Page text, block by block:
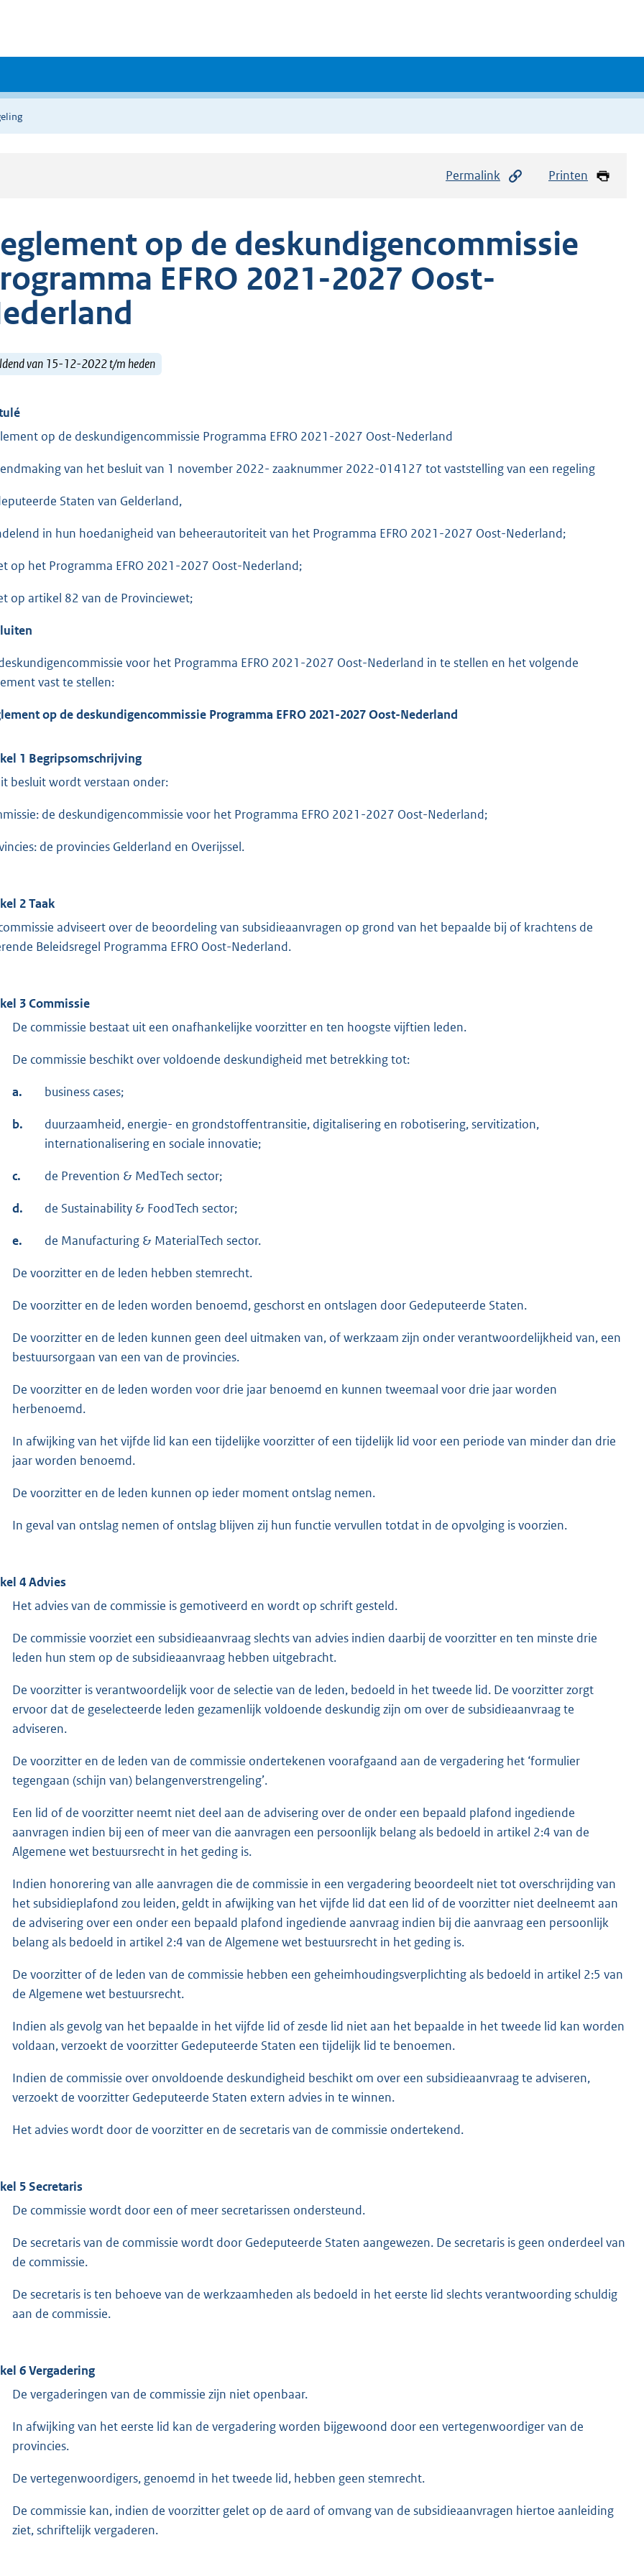
Permalink Printen
op de deskundigencommissie
EFRO 2021-2027 Oost-
van 15-12-2022 t/m heden
op de deskundigencommissie Programma EFRO 2021-2027 Oost-Nederland
van het besluit van 1 november 2022- zaaknummer 2022-014127 tot vaststelling van een regeling
Staten van Gelderland,
in hun hoedanigheid van beheerautoriteit van het Programma EFRO 2021-2027 Oost-Nederland;
op het Programma EFRO 2021-2027 Oost-Nederland;
op artikel 82 van de Provinciewet;
voor het Programma EFRO 2021-2027 Oost-Nederland in te stellen en het volgende
vast te stellen:
op de deskundigencommissie Programma EFRO 2021-2027 Oost-Nederland
1 Begripsomschrijving
besluit wordt verstaan onder:
de deskundigencommissie voor het Programma EFRO 2021-2027 Oost-Nederland;
de provincies Gelderland en Overijssel.
2 Taak
adviseert over de beoordeling van subsidieaanvragen op grond van het bepaalde bij of krachtens de
Beleidsregel Programma EFRO Oost-Nederland.
3 Commissie
De commissie bestaat uit een onafhankelijke voorzitter en ten hoogste vijftien leden.
De commissie beschikt over voldoende deskundigheid met betrekking tot:
a. business cases;
b.
duurzaamheid, energie- en grondstoffentransitie, digitalisering en robotisering, servitization,
internationalisering en sociale innovatie;
c. de Prevention & MedTech sector;
d. de Sustainability & FoodTech sector;
e. de Manufacturing & MaterialTech sector.
De voorzitter en de leden hebben stemrecht.
De voorzitter en de leden worden benoemd, geschorst en ontslagen door Gedeputeerde Staten.
De voorzitter en de leden kunnen geen deel uitmaken van, of werkzaam zijn onder verantwoordelijkheid van, een
bestuursorgaan van een van de provincies.
De voorzitter en de leden worden voor drie jaar benoemd en kunnen tweemaal voor drie jaar worden
herbenoemd.
In afwijking van het vijfde lid kan een tijdelijke voorzitter of een tijdelijk lid voor een periode van minder dan drie
jaar worden benoemd.
De voorzitter en de leden kunnen op ieder moment ontslag nemen.
In geval van ontslag nemen of ontslag blijven zij hun functie vervullen totdat in de opvolging is voorzien.
4 Advies
Het advies van de commissie is gemotiveerd en wordt op schrift gesteld.
De commissie voorziet een subsidieaanvraag slechts van advies indien daarbij de voorzitter en ten minste drie
leden hun stem op de subsidieaanvraag hebben uitgebracht.
De voorzitter is verantwoordelijk voor de selectie van de leden, bedoeld in het tweede lid. De voorzitter zorgt
ervoor dat de geselecteerde leden gezamenlijk voldoende deskundig zijn om over de subsidieaanvraag te
adviseren.
De voorzitter en de leden van de commissie ondertekenen voorafgaand aan de vergadering het ‘formulier
tegengaan (schijn van) belangenverstrengeling’.
Een lid of de voorzitter neemt niet deel aan de advisering over de onder een bepaald plafond ingediende
aanvragen indien bij een of meer van die aanvragen een persoonlijk belang als bedoeld in artikel 2:4 van de
Algemene wet bestuursrecht in het geding is.
Indien honorering van alle aanvragen die de commissie in een vergadering beoordeelt niet tot overschrijding van
het subsidieplafond zou leiden, geldt in afwijking van het vijfde lid dat een lid of de voorzitter niet deelneemt aan
de advisering over een onder een bepaald plafond ingediende aanvraag indien bij die aanvraag een persoonlijk
belang als bedoeld in artikel 2:4 van de Algemene wet bestuursrecht in het geding is.
De voorzitter of de leden van de commissie hebben een geheimhoudingsverplichting als bedoeld in artikel 2:5 van
de Algemene wet bestuursrecht.
Indien als gevolg van het bepaalde in het vijfde lid of zesde lid niet aan het bepaalde in het tweede lid kan worden
voldaan, verzoekt de voorzitter Gedeputeerde Staten een tijdelijk lid te benoemen.
Indien de commissie over onvoldoende deskundigheid beschikt om over een subsidieaanvraag te adviseren,
verzoekt de voorzitter Gedeputeerde Staten extern advies in te winnen.
Het advies wordt door de voorzitter en de secretaris van de commissie ondertekend.
5 Secretaris
De commissie wordt door een of meer secretarissen ondersteund.
De secretaris van de commissie wordt door Gedeputeerde Staten aangewezen. De secretaris is geen onderdeel van
de commissie.
De secretaris is ten behoeve van de werkzaamheden als bedoeld in het eerste lid slechts verantwoording schuldig
aan de commissie.
6 Vergadering
De vergaderingen van de commissie zijn niet openbaar.
In afwijking van het eerste lid kan de vergadering worden bijgewoond door een vertegenwoordiger van de
provincies.
De vertegenwoordigers, genoemd in het tweede lid, hebben geen stemrecht.
De commissie kan, indien de voorzitter gelet op de aard of omvang van de subsidieaanvragen hiertoe aanleiding
ziet, schriftelijk vergaderen.